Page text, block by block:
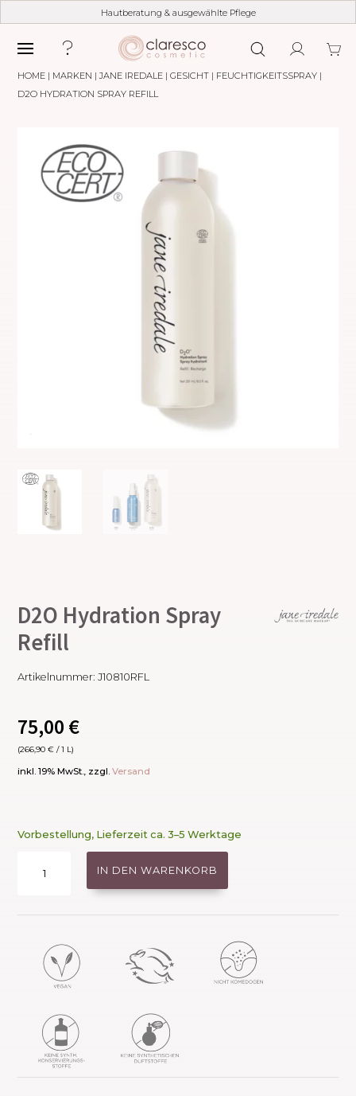
Hautberatung & ausgewählte Pflege
HOME | MARKEN |JANE IREDALE |GESICHT | FEUCHTIGKEITSSPRAY |
D2O HYDRATION SPRAY REFILL
D2O Hydration Spray
Refill
Artikelnummer:J10810RFL
75,00 €
(266,90€ / 1 L)
inkl. 19% MwSt., zzgl.Versand
Vorbestellung, Lieferzeit ca. 3–5 Werktage
Hydration
Refill
IN DEN WARENKORB